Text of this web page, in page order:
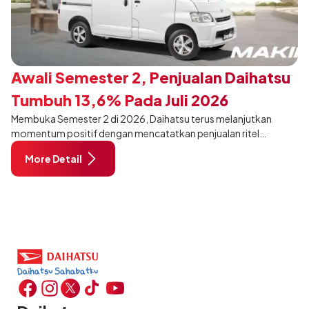
Awali Semester 2, Penjualan Daihatsu
Tumbuh 13,6% Pada Juli 2026
Membuka Semester 2 di 2026, Daihatsu terus melanjutkan
momentum positif dengan mencatatkan penjualan ritel
sebanyak 12.750 unit pada Juli 2026. Capaian tersebut tumbuh
13,6% dibandingkan periode yang sama tahun lalu sebanyak
11.220 unit, dan tetap stabil dibandingkan bulan Juni 2026 lalu.
More Detail